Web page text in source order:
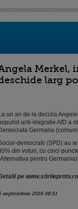
Merkel,
larg
un an de la decizia
anti-imigratie AfD a
Germana
democratii (SPD) au
din voturi, cu cinci
pentru
pe
septembrie 2016 08:51